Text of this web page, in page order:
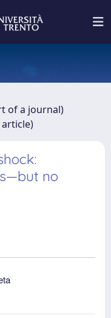
of a journal)
no